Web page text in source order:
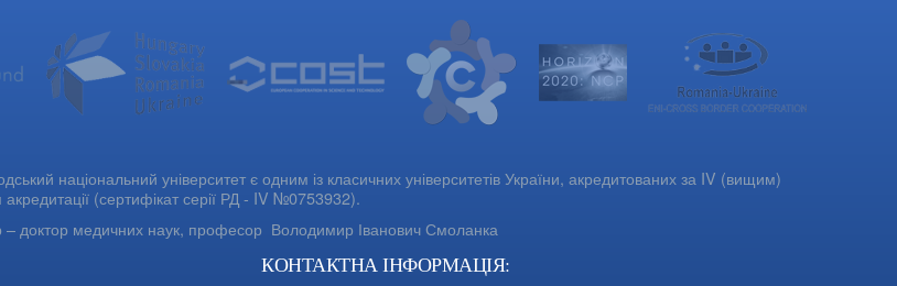
національний університет є одним із класичних університетів України, акредитованих за IV (вищим)
акредитації (сертифікат серії РД - IV №0753932).
– доктор медичних наук, професор Володимир Іванович Смоланка
КОНТАКТНА ІНФОРМАЦІЯ: